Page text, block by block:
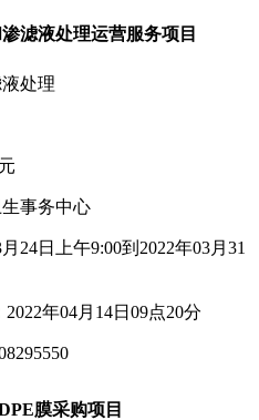
滤液处理运营服务项目
处理
事务中心
24日
上午9:00到2022年03月31
2022年04月14日09点20分
膜采购项目